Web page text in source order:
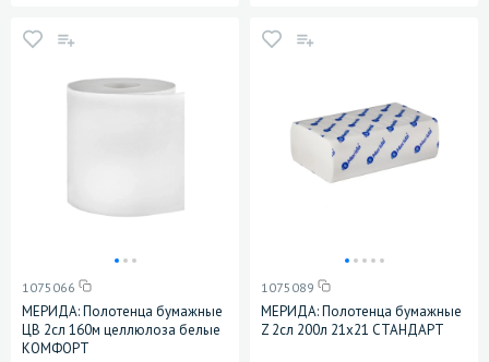
1075066
МЕРИДА: Полотенца бумажные
ЦВ 2сл 160м целлюлоза белые
КОМФОРТ
1075089
МЕРИДА: Полотенца бумажные
Z 2сл 200л 21х21 СТАНДАРТ